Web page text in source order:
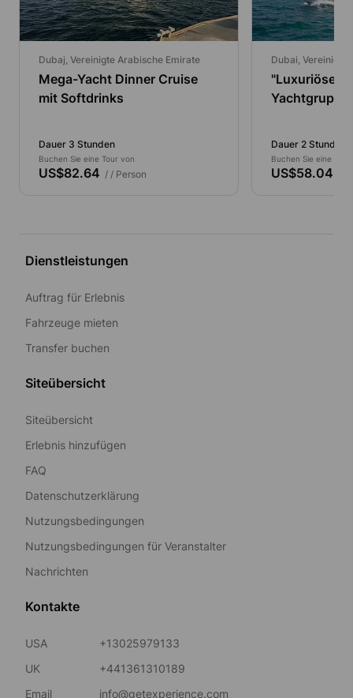
Dubaj, Vereinigte Arabische Emirate
Mega-Yacht Dinner Cruise
mit Softdrinks
Dauer 3 Stunden
Buchen Sie eine Tour von
US$82.64 / / Person
Dubai, Vereinigte
"Luxuriöse
Dauer 2 Stunden
Buchen Sie eine
US$58.04
Dienstleistungen
Auftrag für Erlebnis
Fahrzeuge mieten
Transfer buchen
Siteübersicht
Siteübersicht
Erlebnis hinzufügen
FAQ
Datenschutzerklärung
Nutzungsbedingungen
Nutzungsbedingungen für Veranstalter
Nachrichten
Kontakte
USA
+13025979133
UK
+441361310189
Email
info@getexperience.com